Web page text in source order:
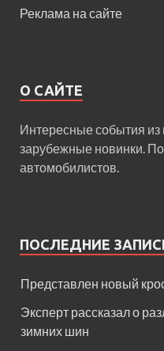
Реклама на сайте
О САЙТЕ
Интересные события из
зарубежные новинки.
автомобилистов.
ПОСЛЕДНИЕ
Представлен новый
Эксперт рассказал о
зимних шин